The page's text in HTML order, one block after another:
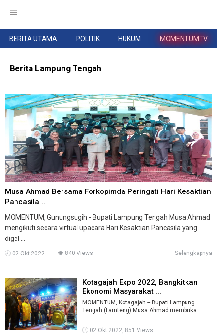
BERITA UTAMA POLITIK HUKUM MOMENTUMTV
Berita Lampung Tengah
Musa Ahmad Bersama Forkopimda Peringati Hari Kesaktian
Pancasila ...
MOMENTUM, Gunungsugih - Bupati Lampung Tengah Musa Ahmad
mengikuti secara virtual upacara Hari Kesaktian Pancasila yang
digel ...
02 Okt 2022 840 Views Selengkapnya
Kotagajah Expo 2022, Bangkitkan
Ekonomi Masyarakat ...
MOMENTUM, Kotagajah -- Bupati Lampung
Tengah (Lamteng) Musa Ahmad membuka
Kotagajah ...
02 Okt 2022, 851 Views